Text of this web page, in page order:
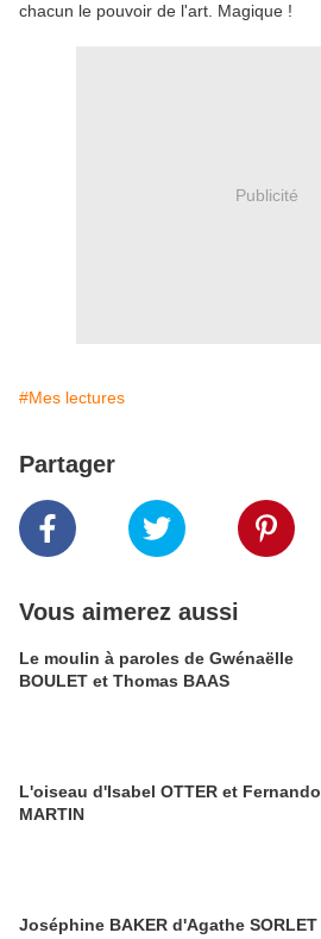
chacun le pouvoir de l'art. Magique !
Publicité
#Mes lectures
Partager
Vous aimerez aussi
Le moulin à paroles de Gwénaëlle
BOULET et Thomas BAAS
L'oiseau d'Isabel OTTER et Fernando
MARTIN
Joséphine BAKER d'Agathe SORLET